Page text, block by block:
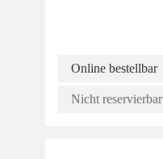
Online bestellbar
Nicht reservierbar